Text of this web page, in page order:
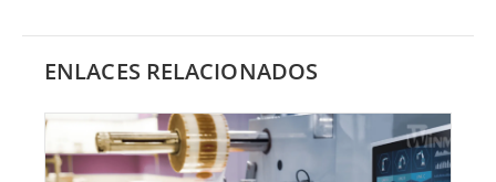
ENLACES RELACIONADOS